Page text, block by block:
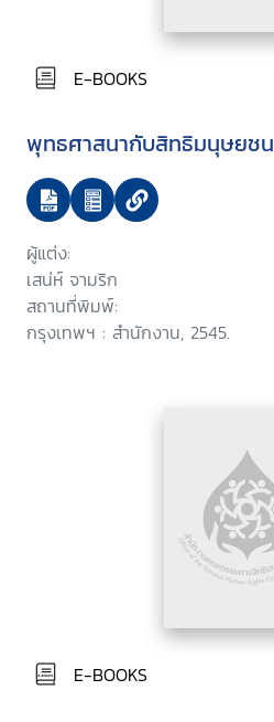
E-BOOKS
พุทธศาสนากับสิทธิมนุษยชน
ผู้แต่ง:
เสน่ห์ จามริก
สถานที่พิมพ์:
กรุงเทพฯ : สำนักงาน, 2545.
E-BOOKS